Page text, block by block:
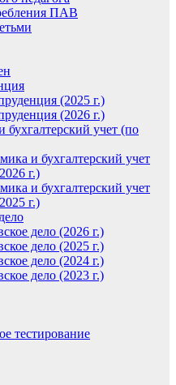
ПАВ
(2025 г.)
(2026 г.)
учет (по
и бухгалтерский учет
г.)
и бухгалтерский учет
г.)
дело (2026 г.)
дело (2025 г.)
дело (2024 г.)
дело (2023 г.)
тестирование